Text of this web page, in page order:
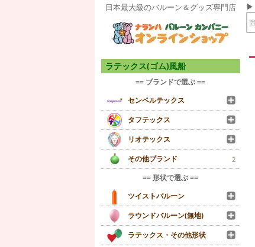
日本最大級のバルーン＆グッズ専門店
ラテックス(ゴム)風船
== ブランドで選ぶ ==
センペルテックス
タフテックス
リオテックス
その他ブランド
2
== 形状で選ぶ ==
ツイストバルーン
ラウンドバルーン(無地)
ラテックス・その他形状